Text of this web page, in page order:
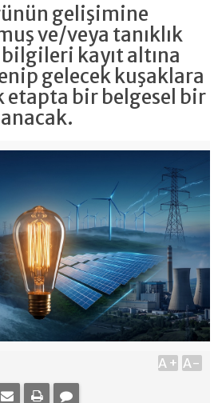
gelişimine
ve/veya tanıklık
kayıt altına
gelecek kuşaklara
etapta bir belgesel bir
A+ A-